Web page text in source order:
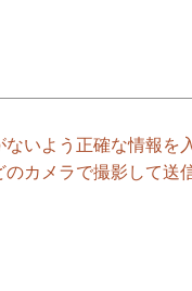
いよう正確な情報を
カメラで撮影して送